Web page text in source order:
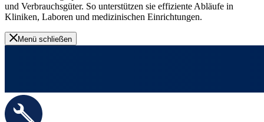
und Verbrauchsgüter. So unterstützen sie effiziente Abläufe in
Kliniken, Laboren und medizinischen Einrichtungen.
Menü schließen